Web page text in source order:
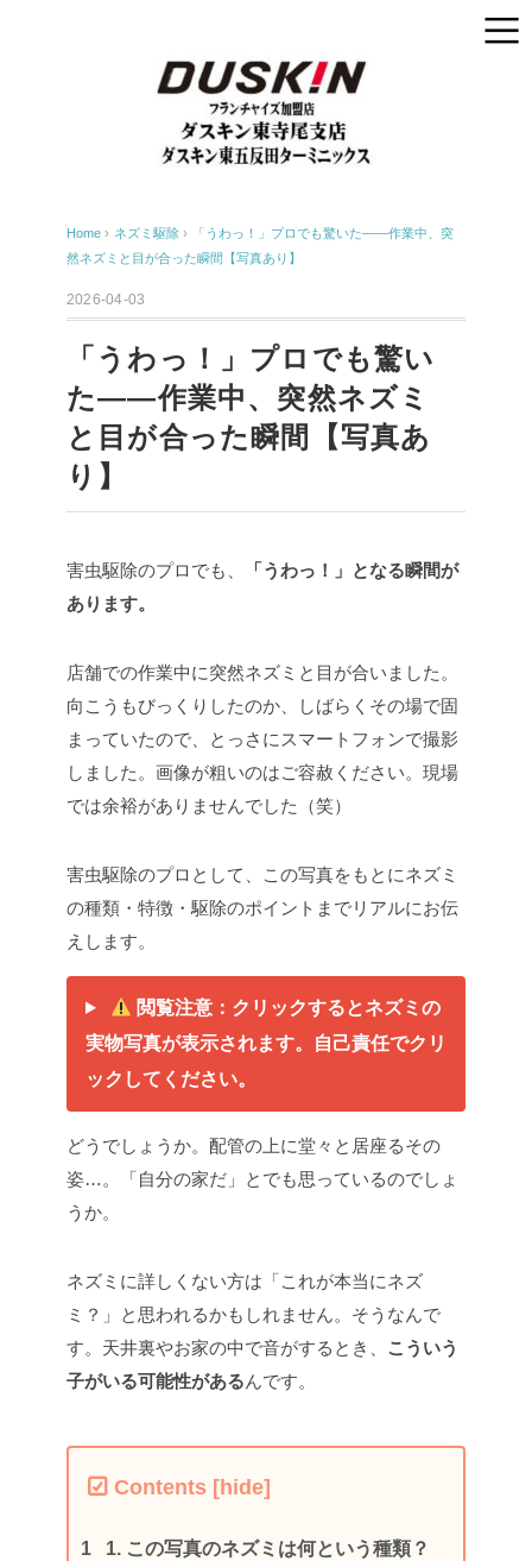
Home › ネズミ駆除 ›
「うわっ！」プロでも驚いた——作業中、突
然ネズミと目が合った瞬間【写真あり】
2026-04-03
「うわっ！」プロでも驚い
た——作業中、突然ネズミ
と目が合った瞬間【写真あ
り】
害虫駆除のプロでも、
「うわっ！」となる瞬間が
あります。
店舗での作業中に突然ネズミと目が合いました。
向こうもびっくりしたのか、しばらくその場で固
まっていたので、とっさにスマートフォンで撮影
しました。画像が粗いのはご容赦ください。 現場
では余裕がありませんでした（笑）
害虫駆除のプロとして、この写真をもとにネズミ
の種類・特徴・駆除のポイントまでリアルにお伝
えします。
閲覧注意：クリックするとネズミの
実物写真が表示されます。自己責任でクリ
ックしてください。
どうでしょうか。配管の上に堂々と居座るその
姿…。「自分の家だ」とでも思っているのでしょ
うか。
ネズミに詳しくない方は「これが本当にネズ
ミ？」と思われるかもしれません。そうなんで
す。天井裏やお家の中で音がするとき、 こういう
子がいる可能性があるんです。
Contents [hide]
1. この写真のネズミは何という種類？